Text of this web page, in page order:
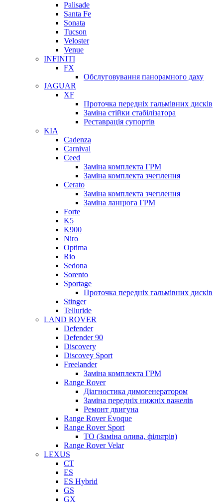
Palisade
Santa Fe
Sonata
Tucson
Veloster
Venue
INFINITI
FX
Обслуговування панорамного даху
JAGUAR
XF
Проточка передніх гальмівних дисків
Заміна стійки стабілізатора
Реставрація супортів
KIA
Cadenza
Carnival
Ceed
Заміна комплекта ГРМ
Заміна комплекта зчеплення
Cerato
Заміна комплекта зчеплення
Заміна ланцюга ГРМ
Forte
K5
K900
Niro
Optima
Rio
Sedona
Sorento
Sportage
Проточка передніх гальмівних дисків
Stinger
Telluride
LAND ROVER
Defender
Defender 90
Discovery
Discovey Sport
Freelander
Заміна комплекта ГРМ
Range Rover
Діагностика димогенератором
Заміна передніх нижніх важелів
Ремонт двигуна
Range Rover Evoque
Range Rover Sport
ТО (Заміна олива, фільтрів)
Range Rover Velar
LEXUS
CT
ES
ES Hybrid
GS
GX